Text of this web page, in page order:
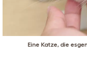
Eine Katze, die